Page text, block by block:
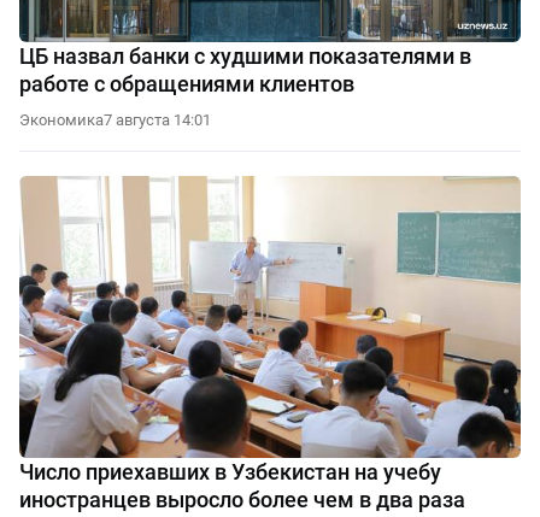
ЦБ назвал банки с худшими показателями в
работе с обращениями клиентов
Экономика7 августа 14:01
Число приехавших в Узбекистан на учебу
иностранцев выросло более чем в два раза